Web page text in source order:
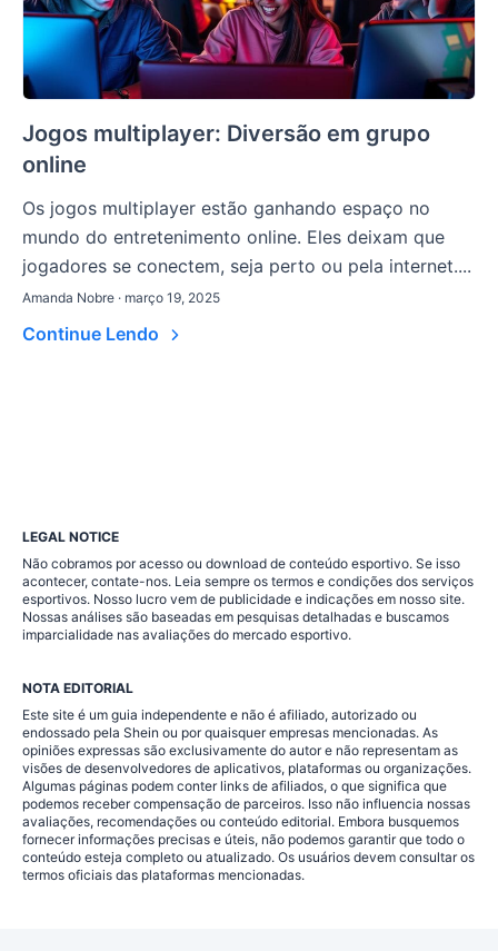
Jogos multiplayer: Diversão em grupo
online
Os jogos multiplayer estão ganhando espaço no
mundo do entretenimento online. Eles deixam que
jogadores se conectem, seja perto ou pela internet....
Amanda Nobre · março 19, 2025
Continue Lendo
LEGAL NOTICE
Não cobramos por acesso ou download de conteúdo esportivo. Se isso
acontecer, contate-nos. Leia sempre os termos e condições dos serviços
esportivos. Nosso lucro vem de publicidade e indicações em nosso site.
Nossas análises são baseadas em pesquisas detalhadas e buscamos
imparcialidade nas avaliações do mercado esportivo.
NOTA EDITORIAL
Este site é um guia independente e não é afiliado, autorizado ou
endossado pela Shein ou por quaisquer empresas mencionadas. As
opiniões expressas são exclusivamente do autor e não representam as
visões de desenvolvedores de aplicativos, plataformas ou organizações.
Algumas páginas podem conter links de afiliados, o que significa que
podemos receber compensação de parceiros. Isso não influencia nossas
avaliações, recomendações ou conteúdo editorial. Embora busquemos
fornecer informações precisas e úteis, não podemos garantir que todo o
conteúdo esteja completo ou atualizado. Os usuários devem consultar os
termos oficiais das plataformas mencionadas.